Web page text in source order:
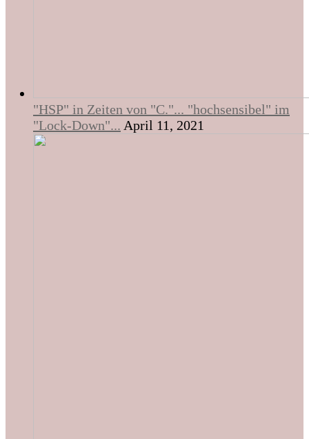
"HSP" in Zeiten von "C."... "hochsensibel" im
"Lock-Down"... April 11, 2021